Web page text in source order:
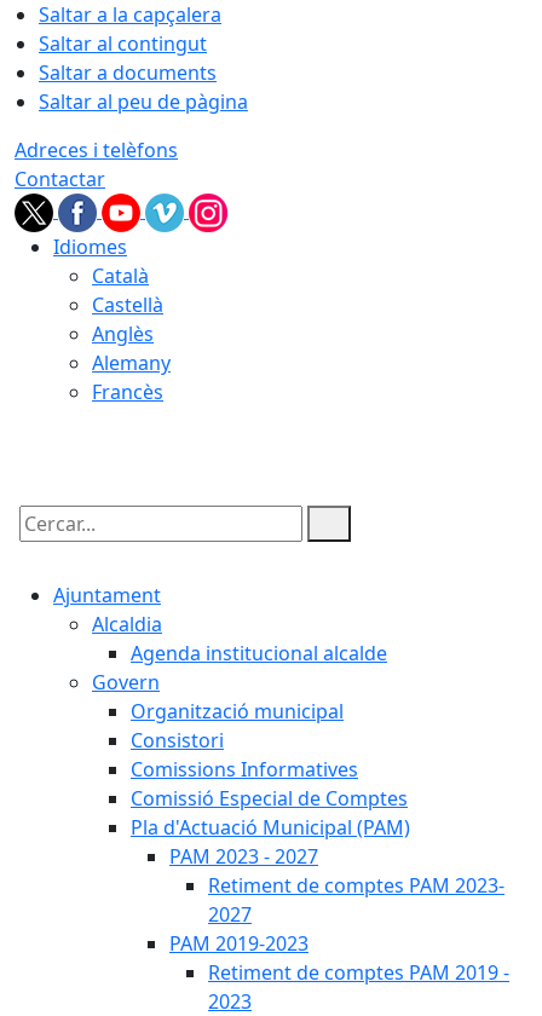
Saltar a la capçalera
Saltar al contingut
Saltar a documents
Saltar al peu de pàgina
Adreces i telèfons
Contactar
Idiomes
Català
Castellà
Anglès
Alemany
Francès
Cercar:
Ajuntament
Alcaldia
Agenda institucional alcalde
Govern
Organització municipal
Consistori
Comissions Informatives
Comissió Especial de Comptes
Pla d'Actuació Municipal (PAM)
PAM 2023 - 2027
Retiment de comptes PAM 2023-
2027
PAM 2019-2023
Retiment de comptes PAM 2019 -
2023